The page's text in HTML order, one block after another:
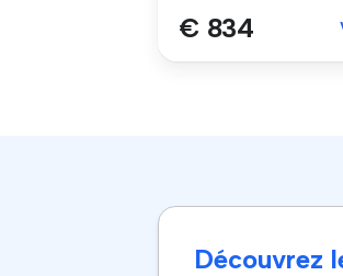
€ 834
Découvrez